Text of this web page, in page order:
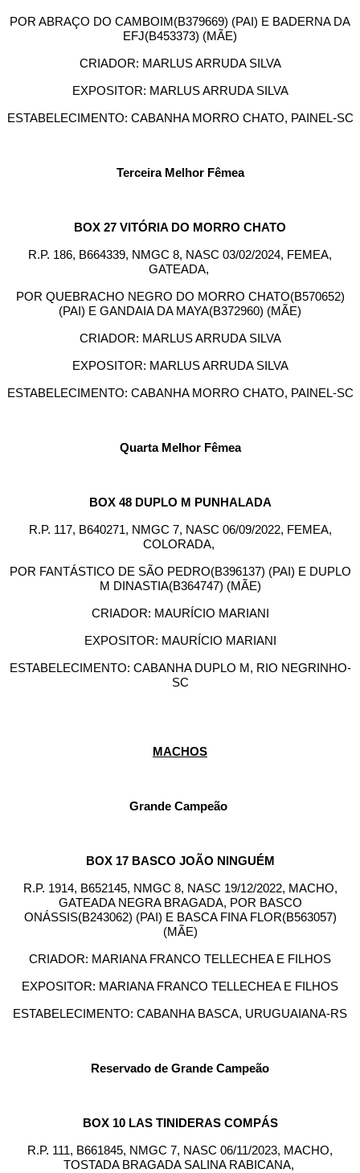
POR ABRAÇO DO CAMBOIM(B379669) (PAI) E BADERNA DA
EFJ(B453373) (MÃE)
CRIADOR: MARLUS ARRUDA SILVA
EXPOSITOR: MARLUS ARRUDA SILVA
ESTABELECIMENTO: CABANHA MORRO CHATO, PAINEL-SC
Terceira Melhor Fêmea
BOX 27 VITÓRIA DO MORRO CHATO
R.P. 186, B664339, NMGC 8, NASC 03/02/2024, FEMEA,
GATEADA,
POR QUEBRACHO NEGRO DO MORRO CHATO(B570652)
(PAI) E GANDAIA DA MAYA(B372960) (MÃE)
CRIADOR: MARLUS ARRUDA SILVA
EXPOSITOR: MARLUS ARRUDA SILVA
ESTABELECIMENTO: CABANHA MORRO CHATO, PAINEL-SC
Quarta Melhor Fêmea
BOX 48 DUPLO M PUNHALADA
R.P. 117, B640271, NMGC 7, NASC 06/09/2022, FEMEA,
COLORADA,
POR FANTÁSTICO DE SÃO PEDRO(B396137) (PAI) E DUPLO
M DINASTIA(B364747) (MÃE)
CRIADOR: MAURÍCIO MARIANI
EXPOSITOR: MAURÍCIO MARIANI
ESTABELECIMENTO: CABANHA DUPLO M, RIO NEGRINHO-
SC
MACHOS
Grande Campeão
BOX 17 BASCO JOÃO NINGUÉM
R.P. 1914, B652145, NMGC 8, NASC 19/12/2022, MACHO,
GATEADA NEGRA BRAGADA, POR BASCO
ONÁSSIS(B243062) (PAI) E BASCA FINA FLOR(B563057)
(MÃE)
CRIADOR: MARIANA FRANCO TELLECHEA E FILHOS
EXPOSITOR: MARIANA FRANCO TELLECHEA E FILHOS
ESTABELECIMENTO: CABANHA BASCA, URUGUAIANA-RS
Reservado de Grande Campeão
BOX 10 LAS TINIDERAS COMPÁS
R.P. 111, B661845, NMGC 7, NASC 06/11/2023, MACHO,
TOSTADA BRAGADA SALINA RABICANA,